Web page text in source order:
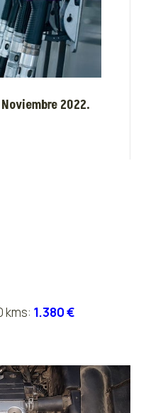
2022.
kms: 1.380 €